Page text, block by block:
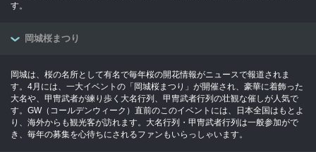
す。
岡城桜まつり
岡城は、桜の名所として有名で毎年桜の開花情報がニュースで報道されま
す。4月には、一大イベントの「岡城桜まつり」が開催され、豪華に着飾った
大名や、甲冑武者が練り歩く大名行列、甲冑武者行列の壮観な催しが人気で
す。GW（コールデンウィーク）直前のこのイベントには、日本全国はもとよ
り、海外からも観光客が訪れます。大名行列・甲冑武者行列は一般参加がで
き、毎年の募集を心待ちにされるファンもいらっしゃいます。